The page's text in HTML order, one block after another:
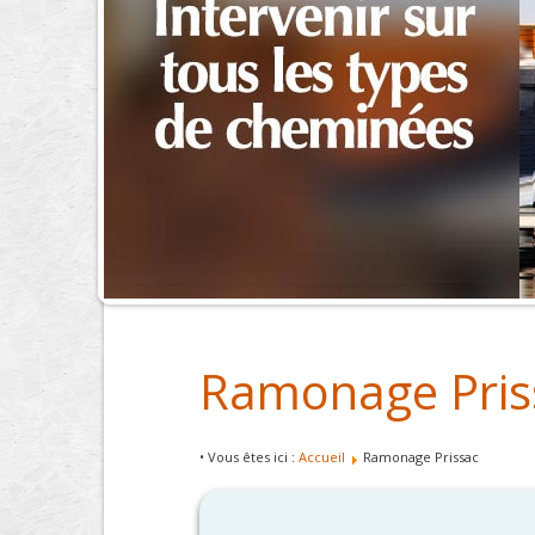
Ramonage
• Vous êtes ici : Accueil Ramonage Prissac